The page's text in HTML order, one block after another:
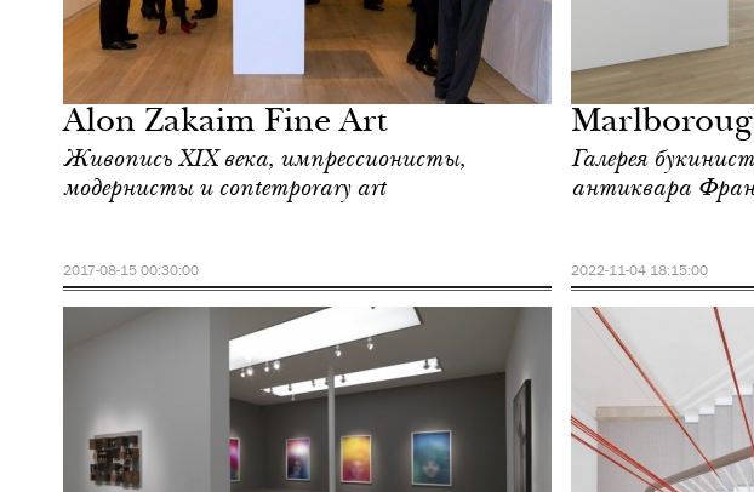
Alon Zakaim Fine Art
Живопись XIX века, импрессионисты,
модернисты и contemporary art
2017-08-15 00:30:00
Культура
Лондон
Галерея
антиквара
2022-11-04 18:15:00